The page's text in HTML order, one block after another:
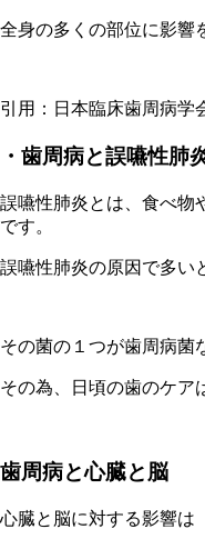
全身の多くの部位に影響
引用：日本臨床歯周病学
・歯周病と誤嚥性肺
誤嚥性肺炎とは、食べ物
です。
誤嚥性肺炎の原因で多い
その菌の１つが歯周病菌
その為、日頃の歯のケア
歯周病と心臓と脳
心臓と脳に対する影響は